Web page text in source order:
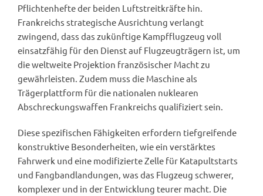
Pflichtenhefte der beiden Luftstreitkräfte hin.
Frankreichs strategische Ausrichtung verlangt
zwingend, dass das zukünftige Kampfflugzeug voll
einsatzfähig für den Dienst auf Flugzeugträgern ist, um
die weltweite Projektion französischer Macht zu
gewährleisten. Zudem muss die Maschine als
Trägerplattform für die nationalen nuklearen
Abschreckungswaffen Frankreichs qualifiziert sein.
Diese spezifischen Fähigkeiten erfordern tiefgreifende
konstruktive Besonderheiten, wie ein verstärktes
Fahrwerk und eine modifizierte Zelle für Katapultstarts
und Fangbandlandungen, was das Flugzeug schwerer,
komplexer und in der Entwicklung teurer macht. Die